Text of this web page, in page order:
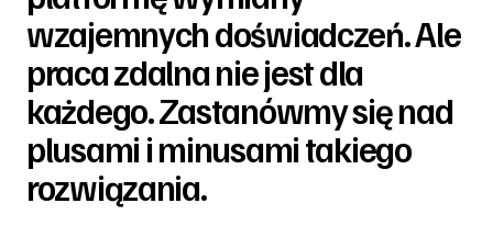
wzajemnych doświadczeń. Ale
praca zdalna nie jest dla
każdego. Zastanówmy się nad
plusami i minusami takiego
rozwiązania.